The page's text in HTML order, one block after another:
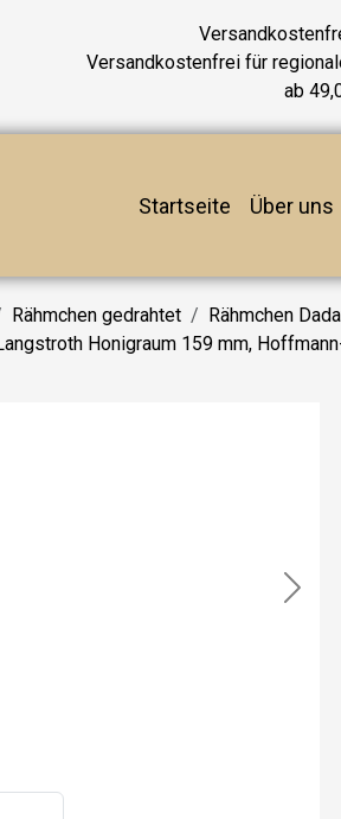
Versandkostenfrei für
ab
Startseite Über uns
Rähmchen gedrahtet
Rähmchen
Honigraum 159 mm,
Next